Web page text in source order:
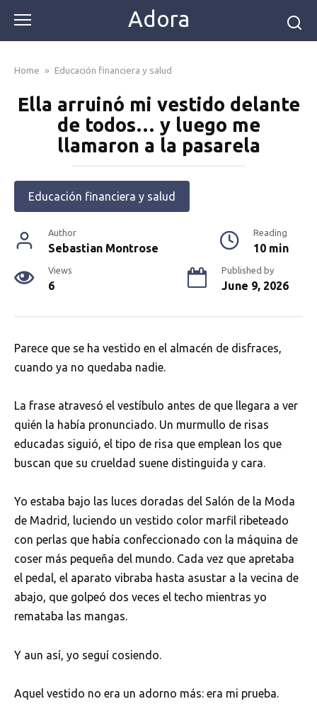
content
Adora
Home » Educación financiera y salud
Ella arruinó mi vestido delante
de todos… y luego me
llamaron a la pasarela
Educación financiera y salud
Author
Sebastian Montrose
Reading
10 min
Views
6
Published by
June 9, 2026
Parece que se ha vestido en el almacén de disfraces,
cuando ya no quedaba nadie.
La frase atravesó el vestíbulo antes de que llegara a ver
quién la había pronunciado. Un murmullo de risas
educadas siguió, el tipo de risa que emplean los que
buscan que su crueldad suene distinguida y cara.
Yo estaba bajo las luces doradas del Salón de la Moda
de Madrid, luciendo un vestido color marfil ribeteado
con perlas que había confeccionado con la máquina de
coser más pequeña del mundo. Cada vez que apretaba
el pedal, el aparato vibraba hasta asustar a la vecina de
abajo, que golpeó dos veces el techo mientras yo
remataba las mangas.
Y aun así, yo seguí cosiendo.
Aquel vestido no era un adorno más: era mi prueba.